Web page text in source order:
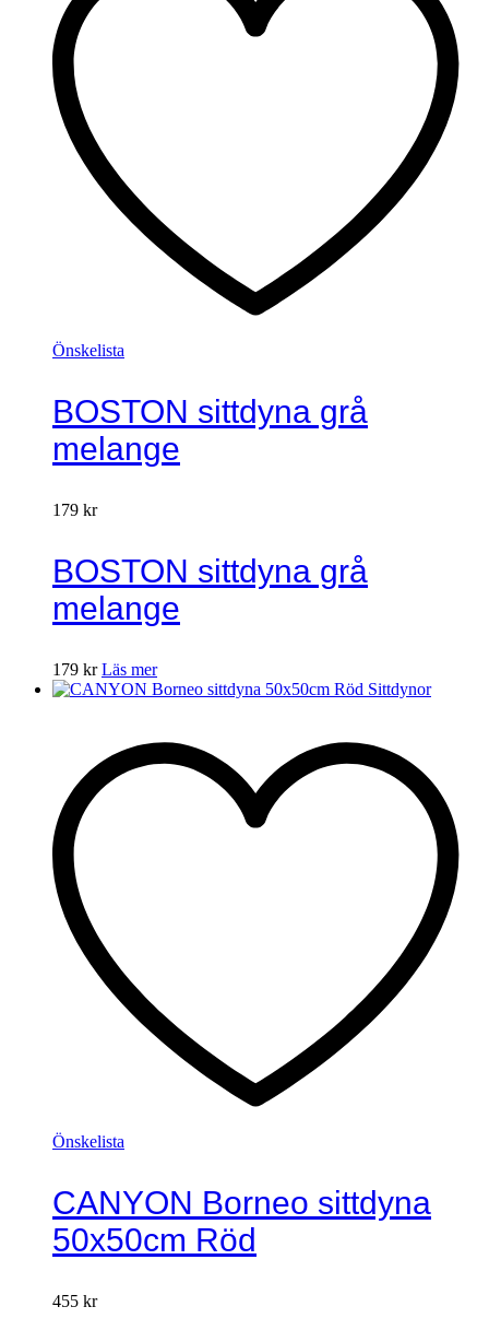
Önskelista
BOSTON sittdyna grå
melange
179 kr
BOSTON sittdyna grå
melange
179 kr Läs mer
Önskelista
CANYON Borneo sittdyna
50x50cm Röd
455 kr